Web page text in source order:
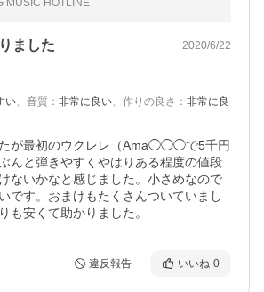
MUSIC HOTLINE
ました 2020/6/22
い、 音質 ： 非常に良い、 作りの良さ ： 非常に良
が最初のウクレレ（Ama◯◯◯で5千円
んと弾きやすくやはりある程度の値段
ないかなと感じました。小さめなので
です。おまけもたくさんついていまし
も安くて助かりました。
違反報告 いいね 0